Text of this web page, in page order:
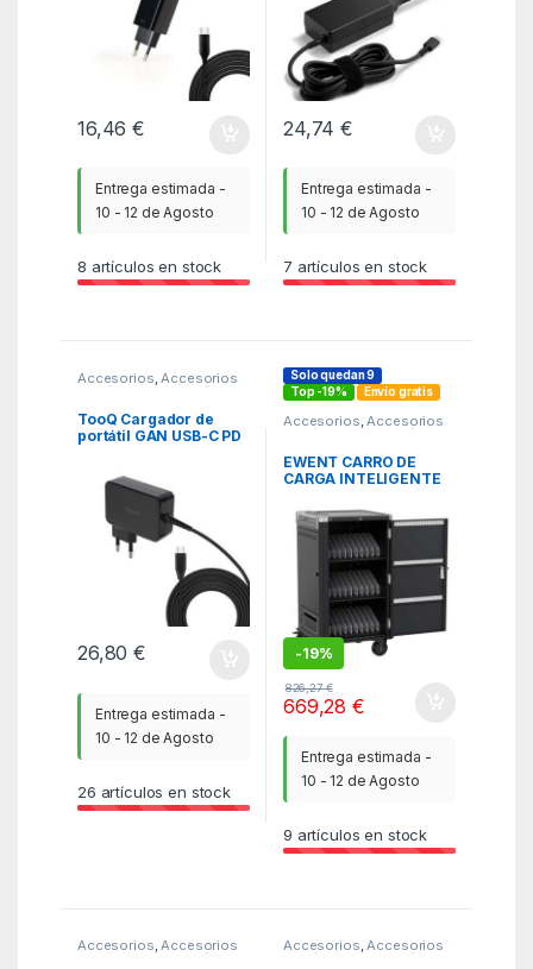
16,46€
Entrega estimada -
10 - 12 de Agosto
8 artículos en stock
24,74€
Entrega estimada -
10 - 12 de Agosto
7 artículos en stock
Accesorios Accesorios
Portátil Alimentación
TooQ Cargador de
portátil GAN USB-C PD
26,80€
Entrega estimada -
10 - 12 de Agosto
26 artículos en stock
Solo quedan 9
Top -19%
Envío gratis
Accesorios Accesorios
Portátil Alimentación
EWENT CARRO DE
CARGA INTELIGENTE
DISPOSITIVOS
-19%
826,27€
669,28€
Entrega estimada -
10 - 12 de Agosto
9 artículos en stock
Accesorios,Accesorios
Portátil Alimentación
Accesorios,Accesorios
Portátil Alimentación